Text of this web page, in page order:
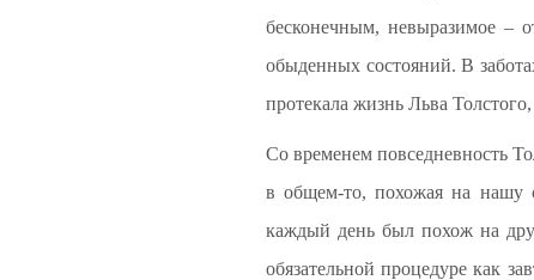
бесконечным, невыразимое –
обыденных состояний. В
протекала жизнь Льва
Со временем повседневность
в общем-то, похожая на нашу
каждый день был похож на
обязательной процедуре как